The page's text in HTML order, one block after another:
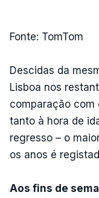
Fonte: TomTom
Descidas da
Lisboa nos
comparação com
tanto à hora de
regresso – o
os anos é
Aos fins de